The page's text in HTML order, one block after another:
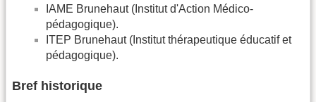
IAME Brunehaut (Institut d'Action Médico-
pédagogique).
ITEP Brunehaut (Institut thérapeutique éducatif et
pédagogique).
Bref historique